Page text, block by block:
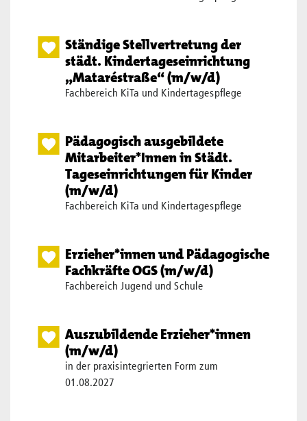
Ständige Stellvertretung der
städt. Kindertageseinrichtung
„Mataréstraße“ (m/w/d)
Fachbereich KiTa und Kindertagespflege
Pädagogisch ausgebildete
Mitarbeiter*Innen in Städt.
Tageseinrichtungen für Kinder
(m/w/d)
Fachbereich KiTa und Kindertagespflege
Erzieher*innen und Pädagogische
Fachkräfte OGS (m/w/d)
Fachbereich Jugend und Schule
Auszubildende Erzieher*innen
(m/w/d)
in der praxisintegrierten Form zum
01.08.2027